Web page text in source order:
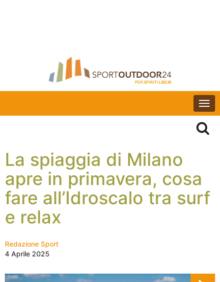
La spiaggia di Milano
apre in primavera, cosa
fare all’Idroscalo tra surf
e relax
Redazione Sport
4 Aprile 2025